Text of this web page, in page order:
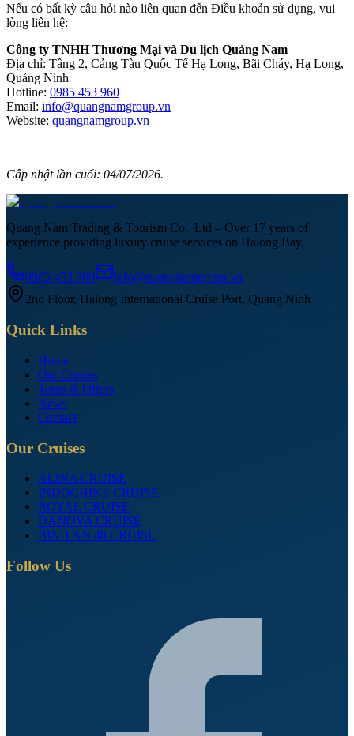
Nếu có bất kỳ câu hỏi nào liên quan đến Điều khoản sử dụng, vui
lòng liên hệ:
Công ty TNHH Thương Mại và Du lịch Quảng Nam
Địa chỉ: Tầng 2, Cảng Tàu Quốc Tế Hạ Long, Bãi Cháy, Hạ Long,
Quảng Ninh
Hotline: 0985 453 960
Email: info@quangnamgroup.vn
Website: quangnamgroup.vn
Cập nhật lần cuối: 04/07/2026.
Quang Nam Trading & Tourism Co., Ltd – Over 17 years of
experience providing luxury cruise services on Halong Bay.
0985 453 960
info@quangnamgroup.vn
2nd Floor, Halong International Cruise Port, Quang Ninh
Quick Links
Home
Our Cruises
Tours & Offers
News
Contact
Our Cruises
ALINA CRUISE
INDOCHINE CRUISE
ROYAL CRUISE
DANOVA CRUISE
BINH AN 48 CRUISE
Follow Us